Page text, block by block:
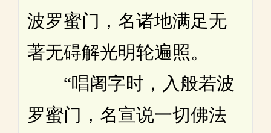
波罗蜜门，名诸地满足无
著无碍解光明轮遍照。
“唱阇字时，入般若波
罗蜜门，名宣说一切佛法